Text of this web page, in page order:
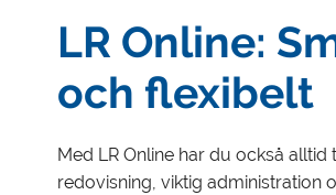
LR Online:
och flexibelt
Med LR Online har du också alltid
redovisning, viktig administration